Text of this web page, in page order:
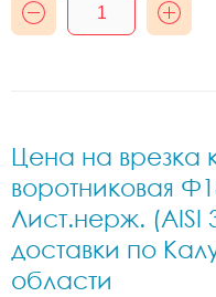
Цена на врезка
воротниковая
Лист.нерж. (AISI
доставки по
области